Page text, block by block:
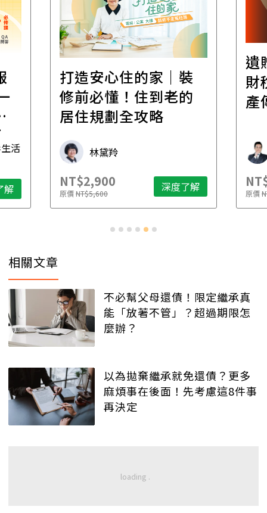
活
解
打造安心住的家｜裝
修前必懂！住到老的
居住規劃全攻略
林黛羚
NT$2,900
原價NT$5,600 深度了解
遺
財
產
原價
相關文章
不必幫父母還債！限定繼承真
能「放著不管」？超過期限怎
麼辦？
以為拋棄繼承就免還債？更多
麻煩事在後面！先考慮這8件事
再決定